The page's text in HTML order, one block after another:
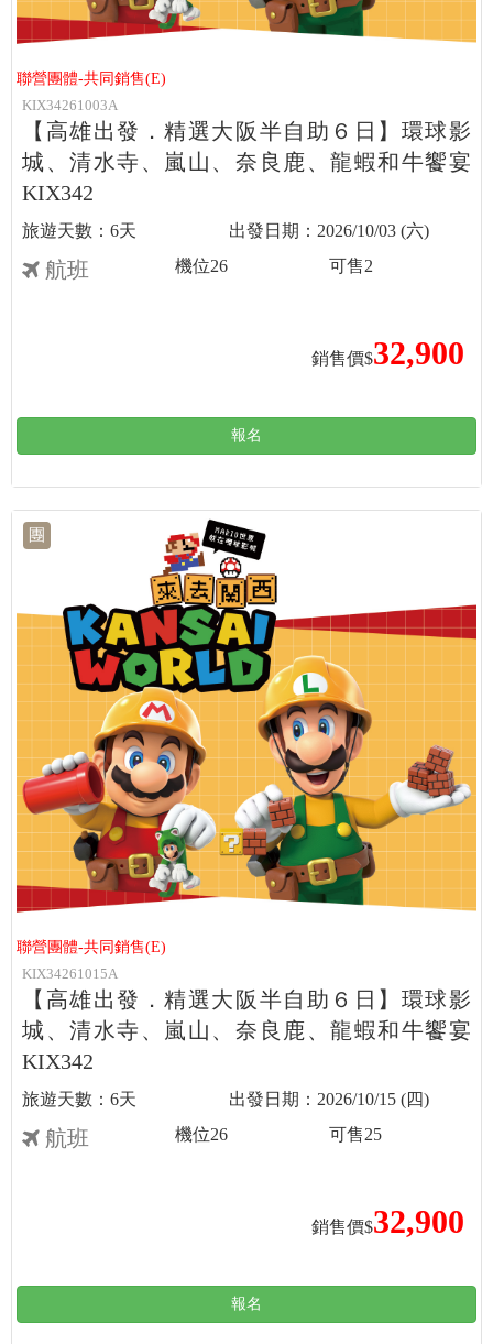
聯營團體-共同銷售(E)
KIX34261003A
【高雄出發．精選大阪半自助６日】環球影
城、清水寺、嵐山、奈良鹿、龍蝦和牛饗宴
KIX342
6天 2026/10/03 (六)
航班
銷售價$32,900
機位26 可售2
報名
團
聯營團體-共同銷售(E)
KIX34261015A
【高雄出發．精選大阪半自助６日】環球影
城、清水寺、嵐山、奈良鹿、龍蝦和牛饗宴
KIX342
6天 2026/10/15 (四)
航班
銷售價$32,900
機位26 可售25
報名